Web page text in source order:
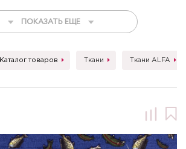
ПОКАЗАТЬ ЕЩЕ
Каталог товаров Ткани Ткани ALFA